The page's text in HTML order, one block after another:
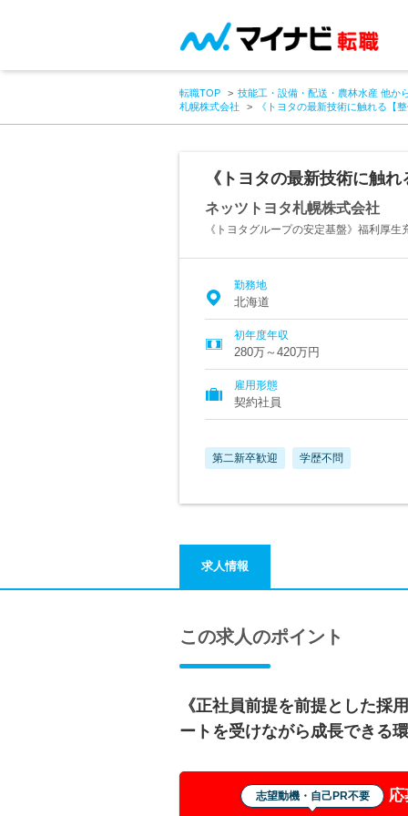
転職TOP
技能工・設備・配送・農林水産 他か
札幌株式会社
《トヨタの最新技術に触れる【
《トヨタの最新技術に触
ネッツトヨタ札幌株式会社
《トヨタグループの安定基盤》福利厚
勤務地
北海道
初年度年収
280万～420万円
雇用形態
契約社員
第二新卒歓迎 学歴不問
求人情報
この求人のポイント
《正社員前提を前提とした
ートを受けながら成長できる
志望動機・自己PR不要